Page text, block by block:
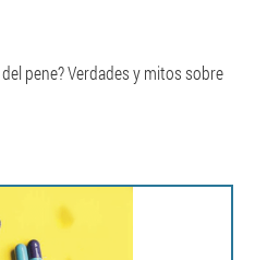
pene? Verdades y mitos sobre